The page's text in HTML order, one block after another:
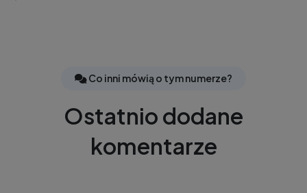
Co inni mówią o tym numerze?
Ostatnio dodane
komentarze